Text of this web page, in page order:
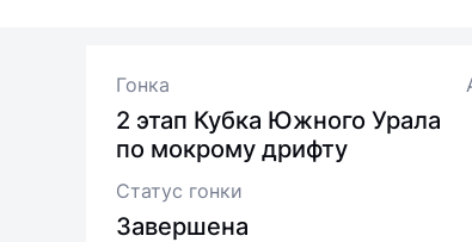
Гонка
2 этап Кубка Южного Урала
по мокрому дрифту
Статус гонки
Завершена